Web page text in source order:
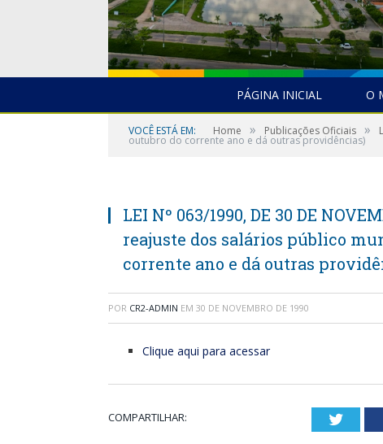
PÁGINA INICIAL O
VOCÊ ESTÁ EM: Home » Publicações Oficiais »
outubro do corrente ano e dá outras providências)
LEI Nº 063/1990, DE 30 DE
reajuste dos salários público
corrente ano e dá outras
POR CR2-ADMIN EM 30 DE NOVEMBRO DE 1990
Clique aqui para acessar
COMPARTILHAR: